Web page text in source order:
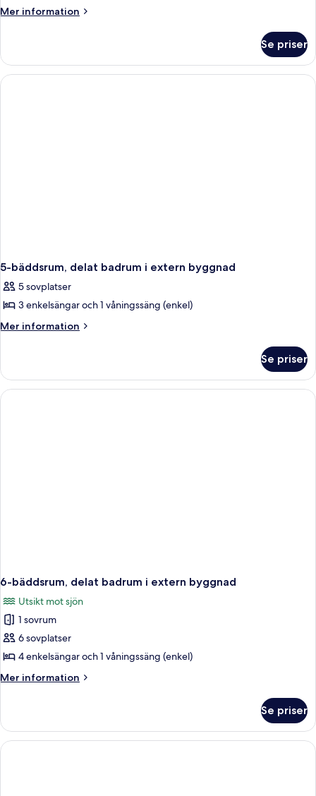
Mer information
Mer
Se priser
5-bäddsrum, delat badrum i extern byggnad
5 sovplatser
3 enkelsängar och 1 våningssäng (enkel)
Mer information
Mer
bäddsrum,
delat
badrum
Se priser
6-bäddsrum, delat badrum i extern byggnad
Utsikt mot sjön
1 sovrum
6 sovplatser
4 enkelsängar och 1 våningssäng (enkel)
Mer information
Mer
bäddsrum,
delat
badrum
Se priser